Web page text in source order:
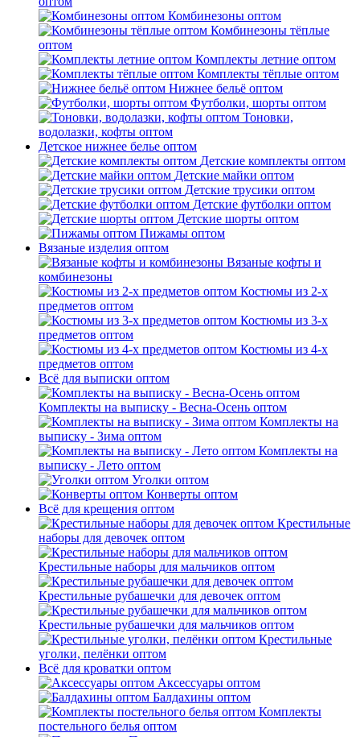
Комбинезоны оптом
Комбинезоны тёплые
оптом
Комплекты летние оптом
Комплекты тёплые оптом
Нижнее бельё оптом
Футболки, шорты оптом
Тоновки,
водолазки, кофты оптом
Детское нижнее белье оптом
Детские комплекты оптом
Детские майки оптом
Детские трусики оптом
Детские футболки оптом
Детские шорты оптом
Пижамы оптом
Вязаные изделия оптом
Вязаные кофты и
комбинезоны
Костюмы из 2-х
предметов оптом
Костюмы из 3-х
предметов оптом
Костюмы из 4-х
предметов оптом
Всё для выписки оптом
Комплекты на выписку - Весна-Осень оптом
Комплекты на
выписку - Зима оптом
Комплекты на
выписку - Лето оптом
Уголки оптом
Конверты оптом
Всё для крещения оптом
Крестильные
наборы для девочек оптом
Крестильные наборы для мальчиков оптом
Крестильные рубашечки для девочек оптом
Крестильные рубашечки для мальчиков оптом
Крестильные
уголки, пелёнки оптом
Всё для кроватки оптом
Аксессуары оптом
Балдахины оптом
Комплекты
постельного белья оптом